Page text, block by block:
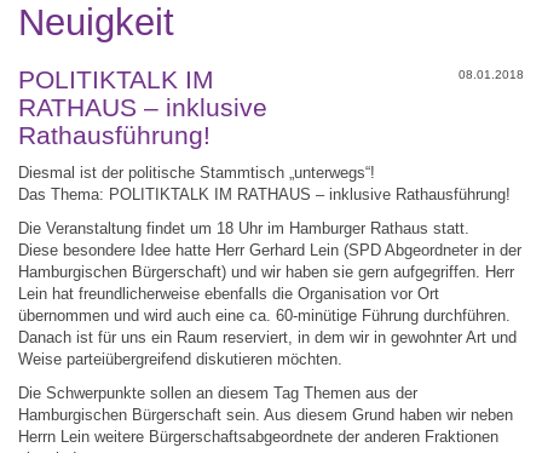
Neuigkeit
08.01.2018
POLITIKTALK IM
RATHAUS – inklusive
Rathausführung!
Diesmal ist der politische Stammtisch „unterwegs“!
Das Thema: POLITIKTALK IM RATHAUS – inklusive Rathausführung!
Die Veranstaltung findet um 18 Uhr im Hamburger Rathaus statt.
Diese besondere Idee hatte Herr Gerhard Lein (SPD Abgeordneter in der
Hamburgischen Bürgerschaft) und wir haben sie gern aufgegriffen. Herr
Lein hat freundlicherweise ebenfalls die Organisation vor Ort
übernommen und wird auch eine ca. 60-minütige Führung durchführen.
Danach ist für uns ein Raum reserviert, in dem wir in gewohnter Art und
Weise parteiübergreifend diskutieren möchten.
Die Schwerpunkte sollen an diesem Tag Themen aus der
Hamburgischen Bürgerschaft sein. Aus diesem Grund haben wir neben
Herrn Lein weitere Bürgerschaftsabgeordnete der anderen Fraktionen